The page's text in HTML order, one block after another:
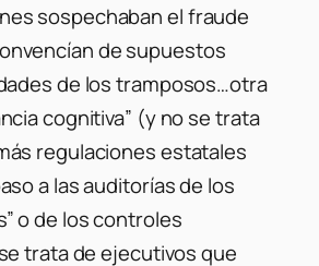
sospechaban el fraude
de supuestos
de los tramposos…otra
cognitiva” (y no se trata
regulaciones estatales
a las auditorías de los
o de los controles
trata de ejecutivos que